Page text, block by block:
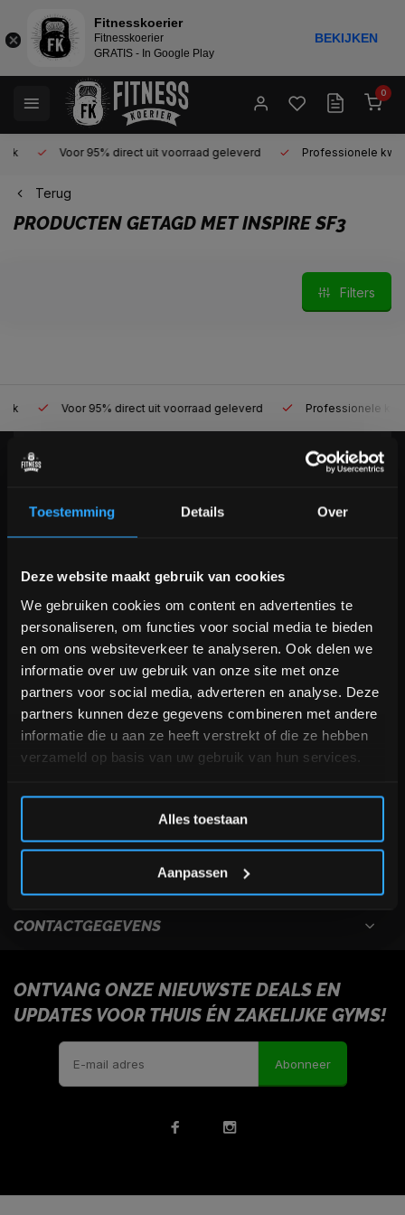
Toestemming Details Over
Deze website maakt gebruik van cookies
We gebruiken cookies om content en advertenties te
personaliseren, om functies voor social media te bieden
en om ons websiteverkeer te analyseren. Ook delen we
informatie over uw gebruik van onze site met onze
partners voor social media, adverteren en analyse. Deze
partners kunnen deze gegevens combineren met andere
informatie die u aan ze heeft verstrekt of die ze hebben
verzameld op basis van uw gebruik van hun services.
Alles toestaan
Aanpassen
0
Voor 95% direct uit voorraad geleverd Professionele
Terug
PRODUCTEN GETAGD MET INSPIRE SF3
Filters
Voor 95% direct uit voorraad geleverd Professionele
KLANTENSERVICE
+31 (0)24 645 1309
CONTACTGEGEVENS
ONTVANG ONZE NIEUWSTE DEALS EN
UPDATES VOOR THUIS ÉN ZAKELIJKE GYMS!
Abonneer
Bam! 5% korting op je volgende
Schrijf je in voor onze nieuwsbrief om op de hoogte te
blijven over onze nieuwe producten, deals en meer
interessante info. Ontvang 5% korting op je eerstvolgende
aankoop! 😀
Inschrijven
*Verzendkosten vallen buiten de korting
Fitnesskoerier
Fitnesskoerier
GRATIS - In Google Play
BEKIJKEN